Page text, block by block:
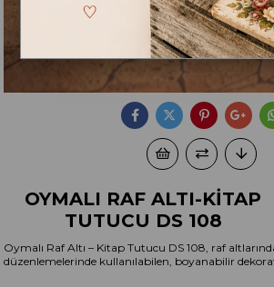
OYMALI RAF ALTI-KİTAP
TUTUCU DS 108
Oymalı Raf Altı – Kitap Tutucu DS 108, raf
düzenlemelerinde kullanılabilen, boyanabilir